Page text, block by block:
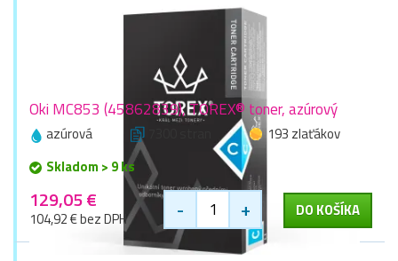
Oki MC853 (45862839), TOREX® toner, azúrový
azúrová
193 zlaťákov
Skladom > 9 ks
129,05 €
104,92 € bez DPH - + DO KOŠÍKA